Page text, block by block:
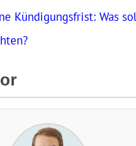
Kündigungsfrist: Was